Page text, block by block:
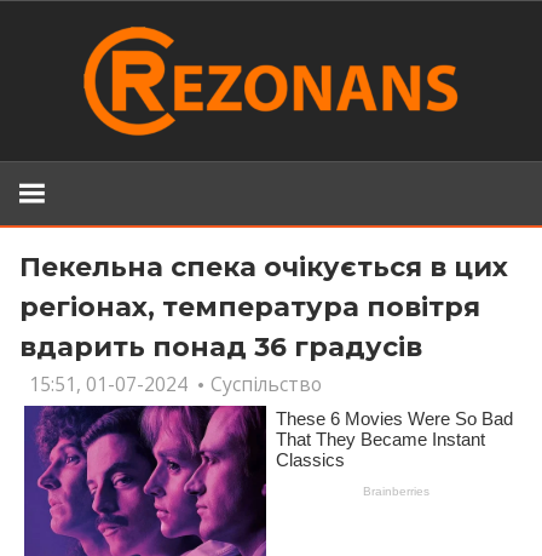
Пекельна спека очікується в цих
регіонах, температура повітря
вдарить понад 36 градусів
15:51, 01-07-2024 Суспільство